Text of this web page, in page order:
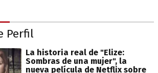
Perfil
La historia real de "Elize:
Sombras de una mujer", la
nueva película de Netflix sobre